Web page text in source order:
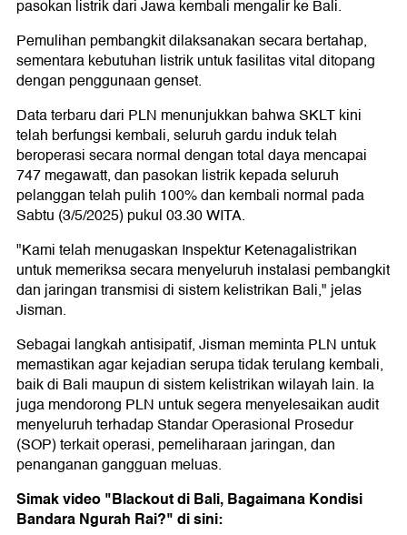
pasokan listrik dari Jawa kembali mengalir ke Bali.
Pemulihan pembangkit dilaksanakan secara bertahap,
sementara kebutuhan listrik untuk fasilitas vital ditopang
dengan penggunaan genset.
Data terbaru dari PLN menunjukkan bahwa SKLT kini
telah berfungsi kembali, seluruh gardu induk telah
beroperasi secara normal dengan total daya mencapai
747 megawatt, dan pasokan listrik kepada seluruh
pelanggan telah pulih 100% dan kembali normal pada
Sabtu (3/5/2025) pukul 03.30 WITA.
"Kami telah menugaskan Inspektur Ketenagalistrikan
untuk memeriksa secara menyeluruh instalasi pembangkit
dan jaringan transmisi di sistem kelistrikan Bali," jelas
Jisman.
Sebagai langkah antisipatif, Jisman meminta PLN untuk
memastikan agar kejadian serupa tidak terulang kembali,
baik di Bali maupun di sistem kelistrikan wilayah lain. Ia
juga mendorong PLN untuk segera menyelesaikan audit
menyeluruh terhadap Standar Operasional Prosedur
(SOP) terkait operasi, pemeliharaan jaringan, dan
penanganan gangguan meluas.
Simak video "Blackout di Bali, Bagaimana Kondisi
Bandara Ngurah Rai?" di sini: